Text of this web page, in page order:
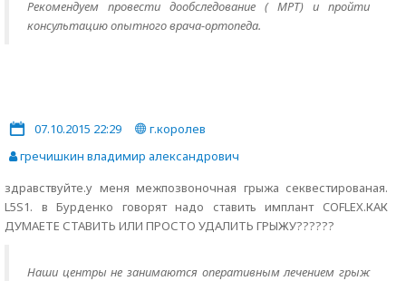
Рекомендуем провести дообследование ( МРТ) и пройти
консультацию опытного врача-ортопеда.
07.10.2015 22:29
г.королев
гречишкин владимир александрович
здравствуйте.у меня межпозвоночная грыжа секвестированая.
L5S1. в Бурденко говорят надо ставить имплант COFLEX.КАК
ДУМАЕТЕ СТАВИТЬ ИЛИ ПРОСТО УДАЛИТЬ ГРЫЖУ??????
Наши центры не занимаются оперативным лечением грыж